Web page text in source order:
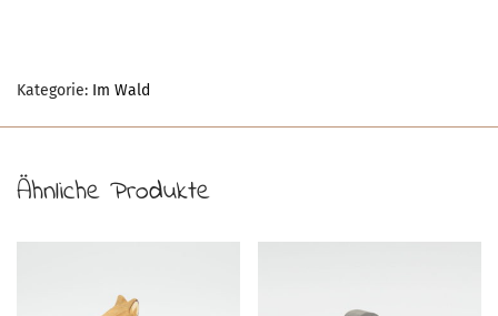
Kategorie: Im Wald
Ähnliche Produkte